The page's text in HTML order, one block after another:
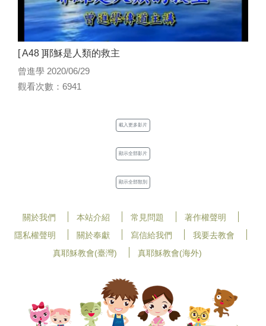
[ A48 ]耶穌是人類的救主
曾進學 2020/06/29
觀看次數：6941
載入更多影片
顯示全部影片
顯示全部類別
關於我們 本站介紹 常見問題
著作權聲明
隱私權聲明
關於奉獻 寫信給我們
我要去教會
真耶穌教會(臺灣)
真耶穌教會(海外)